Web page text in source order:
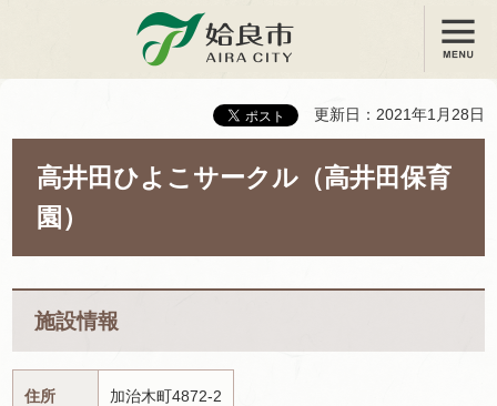
姶良市 メニュー
更新日：2021年1月28日
高井田ひよこサークル（高井田保育
園）
施設情報
住所 加治木町4872-2